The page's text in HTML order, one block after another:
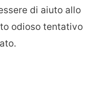
di aiuto allo
odioso tentativo